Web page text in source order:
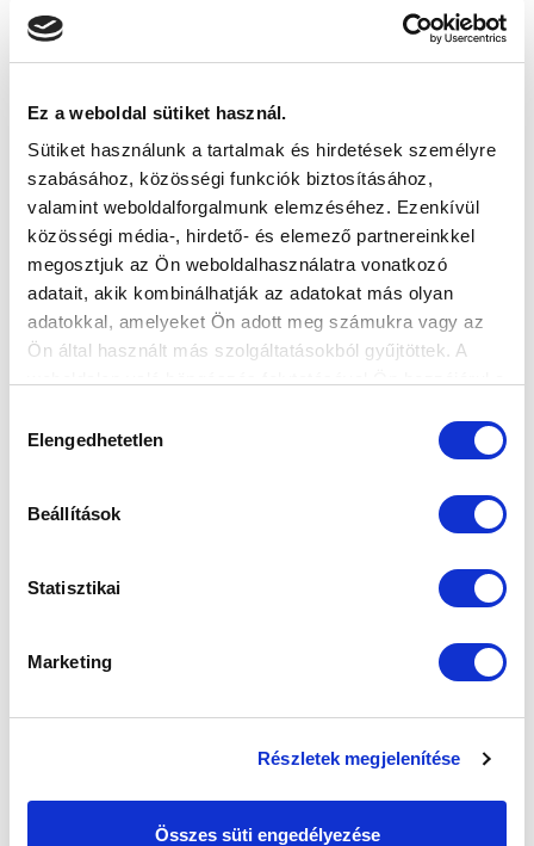
Ez a weboldal sütiket használ.
Sütiket használunk a tartalmak és hirdetések személyre
szabásához, közösségi funkciók biztosításához,
valamint weboldalforgalmunk elemzéséhez. Ezenkívül
közösségi média-, hirdető- és elemező partnereinkkel
megosztjuk az Ön weboldalhasználatra vonatkozó
adatait, akik kombinálhatják az adatokat más olyan
adatokkal, amelyeket Ön adott meg számukra vagy az
Ön által használt más szolgáltatásokból gyűjtöttek. A
kiválasztása
Elengedhetetlen
Beállítások
Statisztikai
Marketing
Részletek megjelenítése
Összes süti engedélyezése
KÖVETKEZŐ MÉRKŐZÉS
ÚJ HIDEGKUTI NÁNDOR STADION
MTK BUDAPEST
VS
PUSKÁS AKADÉMIA FC
MTK BUDAPEST HÍRLEVÉL
SZPONZOROK